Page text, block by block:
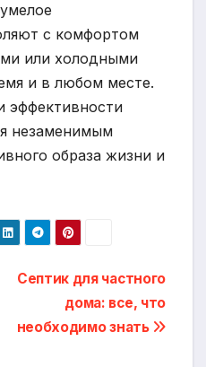
с комфортом
или холодными
и в любом месте.
эффективности
незаменимым
образа жизни и
Септик для частного
дома: все, что
необходимо знать